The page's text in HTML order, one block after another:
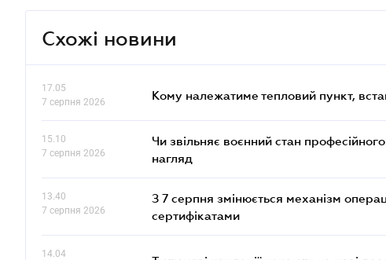
Схожі новини
17.05
7 серпня 2026
Кому належатиме тепловий пункт,
15.10
7 серпня 2026
Чи звільняє воєнний стан
нагляд
13.40
7 серпня 2026
З 7 серпня змінюється механізм
сертифікатами
14.04